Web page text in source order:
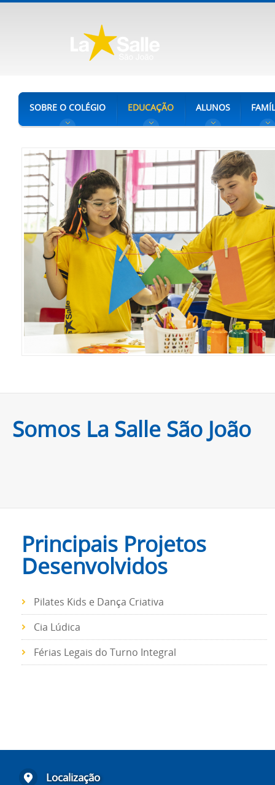
SOBRE O COLÉGIO EDUCAÇÃO ALUNOS
Somos La Salle São João
Principais Projetos
Desenvolvidos
Pilates Kids e Dança Criativa
Cia Lúdica
Férias Legais do Turno Integral
Localização